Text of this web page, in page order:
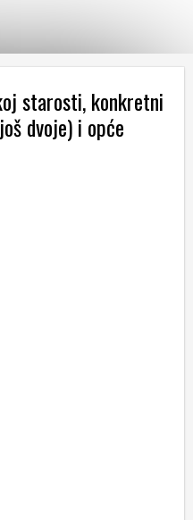
starosti, konkretni
dvoje) i opće